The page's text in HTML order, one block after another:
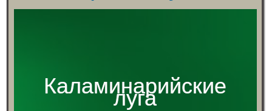
Каламинарийские
луга